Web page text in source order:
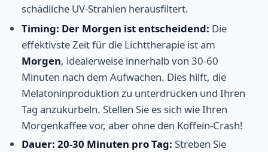
schädliche UV-Strahlen herausfiltert.
Timing: Der Morgen ist entscheidend: Die
effektivste Zeit für die Lichttherapie ist am
Morgen, idealerweise innerhalb von 30-60
Minuten nach dem Aufwachen. Dies hilft, die
Melatoninproduktion zu unterdrücken und Ihren
Tag anzukurbeln. Stellen Sie es sich wie Ihren
Morgenkaffee vor, aber ohne den Koffein-Crash!
Dauer: 20-30 Minuten pro Tag: Streben Sie